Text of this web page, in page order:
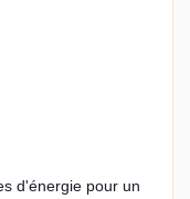
d'énergie pour un